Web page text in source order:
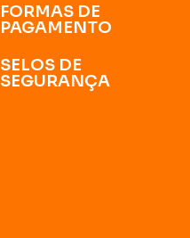
FORMAS DE
PAGAMENTO
SELOS DE
SEGURANÇA